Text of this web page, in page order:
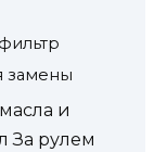
замены
и
За рулем